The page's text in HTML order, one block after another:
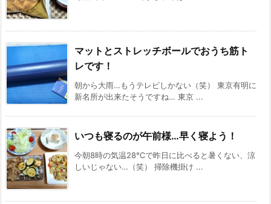
マットとストレッチボールでおうち筋ト
レです！
朝から大雨…もうテレビしかない（笑） 東京有明に
新名所が出来たそうですね… 東京 ...
いつも寝るのが午前様…早く寝よう！
今朝8時の気温28℃で昨日に比べると暑くない、涼
しいじゃない…（笑） 掃除機掛け ...